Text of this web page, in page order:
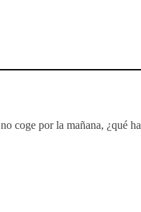
coge por la mañana, ¿qué